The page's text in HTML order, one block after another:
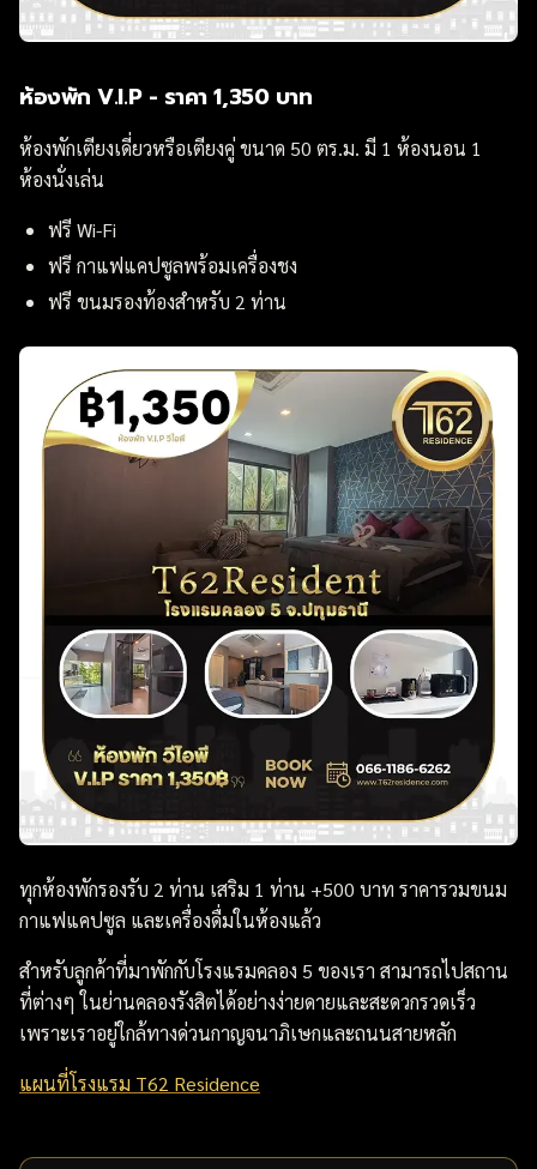
ห้องพัก V.I.P - ราคา 1,350 บาท
ห้องพักเตียงเดี่ยวหรือเตียงคู่ ขนาด 50 ตร.ม. มี 1 ห้องนอน 1
ห้องนั่งเล่น
ฟรี Wi-Fi
ฟรี กาแฟแคปซูลพร้อมเครื่องชง
ฟรี ขนมรองท้องสำหรับ 2 ท่าน
ทุกห้องพักรองรับ 2 ท่าน เสริม 1 ท่าน +500 บาท ราคารวมขนม
กาแฟแคปซูล และเครื่องดื่มในห้องแล้ว
สำหรับลูกค้าที่มาพักกับโรงแรมคลอง 5 ของเรา สามารถไปสถาน
ที่ต่างๆ ในย่านคลองรังสิตได้อย่างง่ายดายและสะดวกรวดเร็ว
เพราะเราอยู่ใกล้ทางด่วนกาญจนาภิเษกและถนนสายหลัก
แผนที่โรงแรม T62 Residence